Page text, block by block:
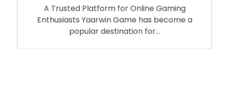
A Trusted Platform for Online Gaming
Enthusiasts Yaarwin Game has become a
popular destination for…